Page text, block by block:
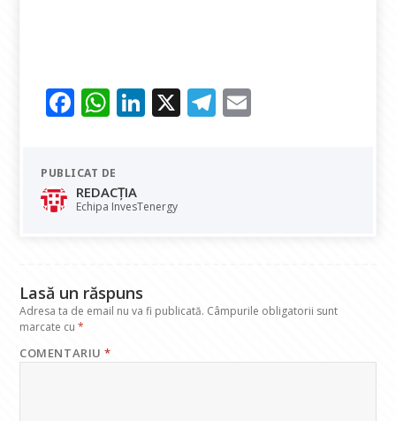
F
e
b
o
W
at
s
A
Li
dI
X T
PUBLICAT DE
REDACȚIA
Echipa InvesTenergy
Lasă un răspuns
Adresa ta de email nu va fi publicată. Câmpurile obligatorii sunt
marcate cu*
COMENTARIU*